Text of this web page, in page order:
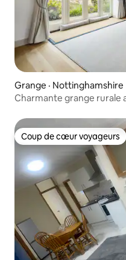
Grange · Nottinghamshire
Charmante grange rurale
Coup de cœur voyageurs
Coup de cœur voyageurs